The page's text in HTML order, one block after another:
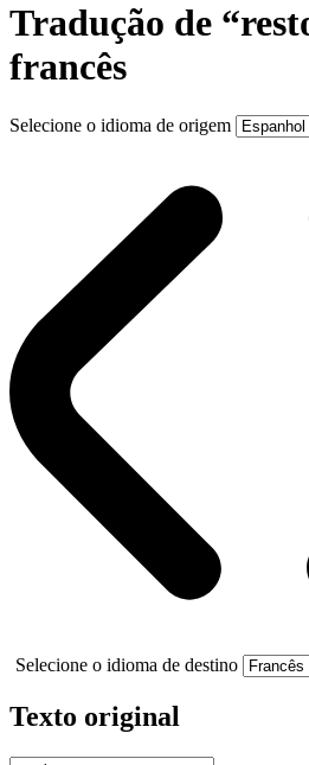
Tradução de
francês
Selecione o idioma de origem
Selecione o idioma de destino
Texto original